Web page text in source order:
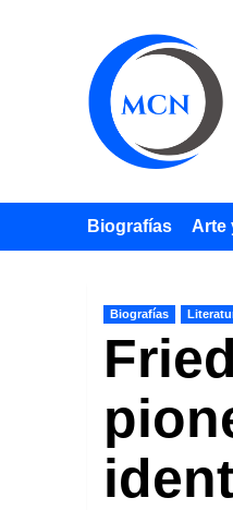
Biografías Arte
Biografías